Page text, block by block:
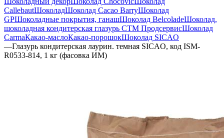
CallebautШоколадШоколад Cacao BarryШоколад
GPШоколадные покрытия, ганашШоколад BelcoladeШоколад,
шоколадная кондитерская глазурь СТМ ПродсервисШоколад
CarmaКакао-маслоКакао-порошокШоколад SICAO
—Глазурь кондитерская лаурин. темная SICAO, код ISM-
R0533-814, 1 кг (фасовка ИМ)